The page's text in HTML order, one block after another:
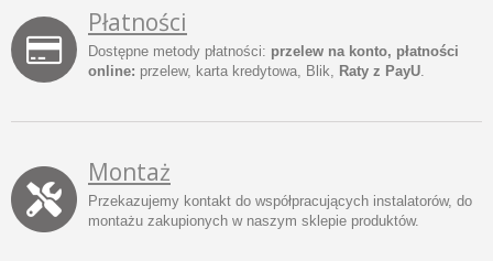
Płatności
Dostępne metody płatności: przelew na konto, płatności
online: przelew, karta kredytowa, Blik, Raty z PayU.
Montaż
Przekazujemy kontakt do współpracujących instalatorów, do
montażu zakupionych w naszym sklepie produktów.